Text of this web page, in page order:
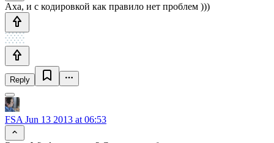
Аха, и с кодировкой как правило нет проблем )))
Reply
FSA Jun 13 2013 at 06:53